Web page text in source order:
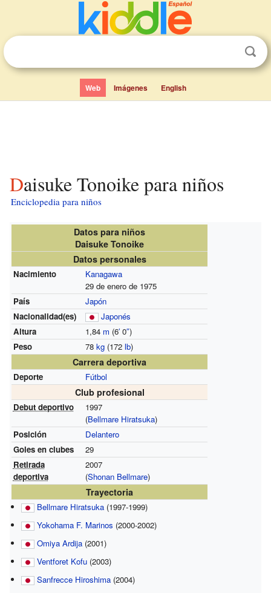
Web Imágenes English
Daisuke Tonoike para niños
Enciclopedia para niños
Datos para niños
Daisuke Tonoike
Datos personales
Nacimiento
Kanagawa
29 de enero de 1975
País
Japón
Nacionalidad(es)
Japonés
Altura
1,84 m (6′0″)
Peso
78 kg(172 lb)
Carrera deportiva
Deporte Fútbol
Club profesional
Debut deportivo
1997
(Bellmare Hiratsuka)
Posición
Delantero
Goles en clubes
29
Retirada
deportiva
2007
(Shonan Bellmare)
Trayectoria
Bellmare Hiratsuka (1997-1999)
Yokohama F. Marinos (2000-2002)
Omiya Ardija (2001)
Ventforet Kofu (2003)
Sanfrecce Hiroshima (2004)